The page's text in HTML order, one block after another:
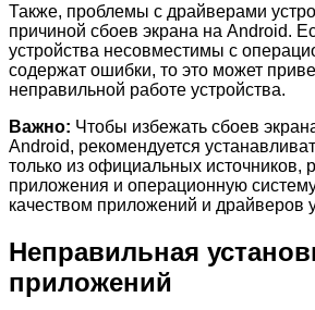
Также, проблемы с драйверами
причиной сбоев экрана на Android.
устройства несовместимы с
содержат ошибки, то это может
неправильной работе устройства.
Важно: Чтобы избежать сбоев
Android, рекомендуется
только из официальных источников,
приложения и операционную
качеством приложений и драйверов
Неправильная
приложений